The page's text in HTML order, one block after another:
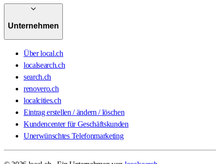
Unternehmen
Über local.ch
localsearch.ch
search.ch
renovero.ch
localcities.ch
Eintrag erstellen / ändern / löschen
Kundencenter für Geschäftskunden
Unerwünschtes Telefonmarketing